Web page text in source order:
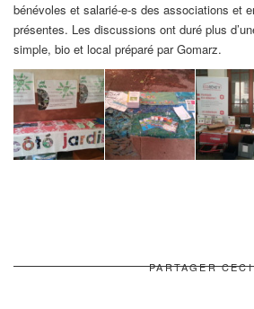
bénévoles et salarié-e-s des associations et
présentes. Les discussions ont duré plus
simple, bio et local préparé par Gomarz.
PARTAGER CECI